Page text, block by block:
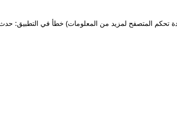
خطأ في التطبيق: تحكم المتصفح لمزيد من المعلومات)